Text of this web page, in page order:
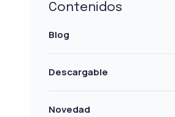
Contenidos
Blog
Descargable
Novedad